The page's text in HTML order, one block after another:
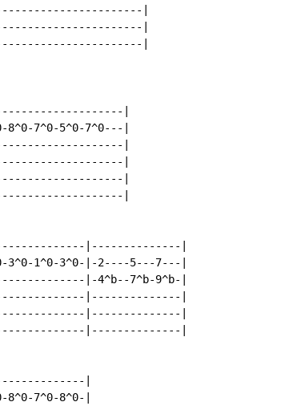
|
|
|
|
7^0-5^0-7^0---|
|
|
|
|
|--------------|
3^0-1^0-3^0-|-2----5---7---|
|-4^b--7^b-9^b-|
|--------------|
|--------------|
|--------------|
|
7^0-8^0-|